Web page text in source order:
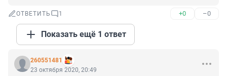
ОТВЕТИТЬ 1 +0 –0
Показать ещё 1 ответ
260551481
23 октября 2020, 20:49